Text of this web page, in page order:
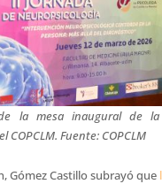
la mesa inaugural de
COPCLM. Fuente: COPCLM
Gómez Castillo subrayó que